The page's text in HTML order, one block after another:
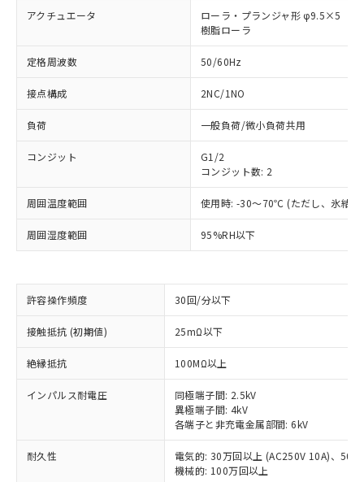
アクチュエータ
ローラ・プランジャ形 φ9.5×5
樹脂ローラ
定格周波数 50/60Hz
接点構成 2NC/1NO
負荷 一般負荷/微小負荷共用
コンジット
G1/2
コンジット数: 2
周囲温度範囲 使用時: -30～70℃ (ただし、氷結し
周囲湿度範囲 95%RH以下
許容操作頻度 30回/分以下
接触抵抗 (初期値) 25mΩ以下
絶縁抵抗 100MΩ以上
インパルス耐電圧
同極端子間: 2.5kV
異極端子間: 4kV
各端子と非充電金属部間: 6kV
耐久性
電気的: 30万回以上 (AC250V 10A)、50
機械的: 100万回以上
以下の条件をお読みいただき、同意のうえ
※1 対応状況
対応済み：EU RoHS指令（10物質）の
非含有に対応した製品が提供可能な商品で
す。
対応予定：EU RoHS指令（10物質）の非含
有に対応した製品に切り替える予定のある
対応予定なし：EU RoHS指令（10物質）の
非含有に非対応の商品で、対応品を出す予